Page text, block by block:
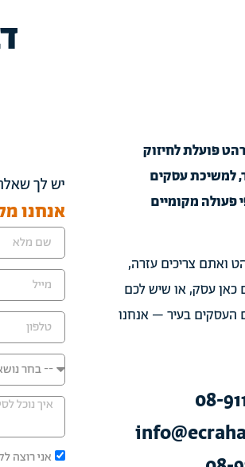
פועלת לחיזוק
למשיכת עסקים
פעולה מקומיים
ואתם צריכים עזרה,
עסק, או שיש לכם
העסקים בעיר – אנחנו
יש לך
אנחנו
אני רוצה